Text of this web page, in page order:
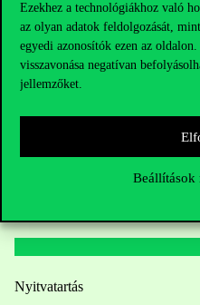
Ezekhez a technológiákhoz való
az olyan adatok feldolgozását,
egyedi azonosítók ezen az
visszavonása negatívan
jellemzőket.
Beállítások
HUB jelenlegi hallgatóinknak
Sajtó: press@uni-corvinus.hu
Nyitvatartás